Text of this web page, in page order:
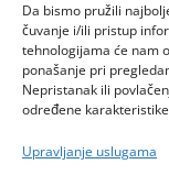
Da bismo pružili
čuvanje i/ili pristup
tehnologijama će nam
ponašanje pri
Nepristanak ili
određene
Upravljanje uslugama